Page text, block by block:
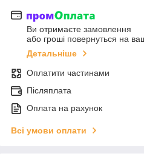
Ви отримаєте замовлення
або гроші повернуться на
Детальніше
Оплатити частинами
Післяплата
Оплата на рахунок
Всі умови оплати